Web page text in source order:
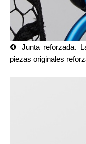
❹ Junta reforzada.
piezas originales